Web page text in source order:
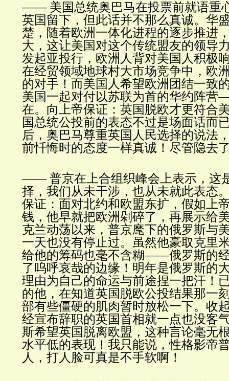
—— 美国总统奥巴马在投票前就语重
英国留下，但此话并不那么真诚。华
楚，随着欧洲一体化进程的逐步推进
大，这让美国对这个传统盟友的领导
发起亚投行，欧洲人背对美国人积极
在经贸领域地球村大市场竞争中，欧
的对手！而美国人希望欧洲团结一
美国一起对付以苏联为首的华约阵
在。向上帝保证：英国脱欧才更符合
国总统公投前的表态不过是场面话而
后，奥巴马尊重英国人民选择的说法
前忏悔时的态度一样真诚！尽管隐去
—— 普京在上合组织峰会上表示，这
择，我们从未干涉，也从未就此表态
保证：面对北约和欧盟东扩，假如上
钱，他早就把欧洲剁碎了，再展示给
克兰动荡以来，普京麾下的俄罗斯与
一天也没有停止过。虽然他豪取克里
给他的筹码也毫不含糊——俄罗斯的
了呜呼哀哉的边缘！明年是俄罗斯的
理由为自己的命运与前途捏一把汗！
的他，在知道英国脱欧公投结果那一
部有些僵硬的肌肉暂时放松一下。收
经宣布辞职的英国首相就一点也没客
斯希望英国脱离欧盟，这种言论毫无
水平低的表现！我只能说，性格影帝
人，打人脸可真是不手软啊！